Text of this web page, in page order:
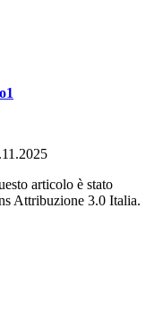
articolo è stato
Attribuzione 3.0 Italia.